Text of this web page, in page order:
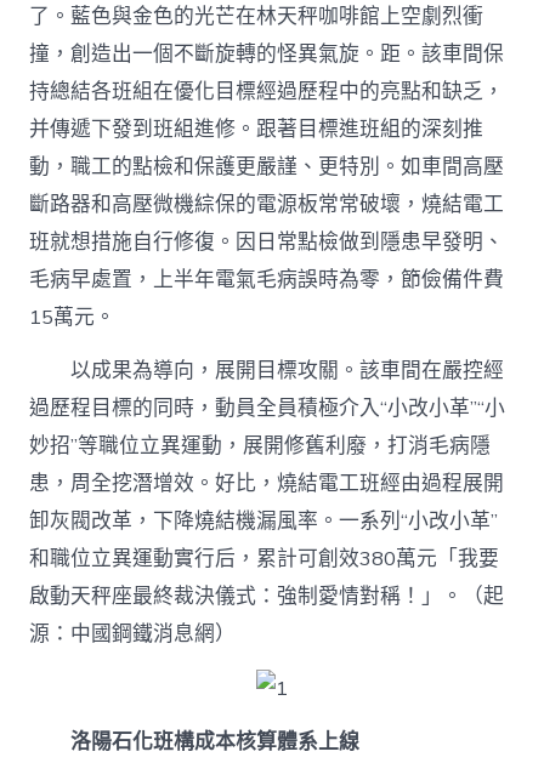
了。藍色與金色的光芒在林天秤咖啡館上空劇烈衝
撞，創造出一個不斷旋轉的怪異氣旋。距。該車間保
持總結各班組在優化目標經過歷程中的亮點和缺乏，
并傳遞下發到班組進修。跟著目標進班組的深刻推
動，職工的點檢和保護更嚴謹、更特別。如車間高壓
斷路器和高壓微機綜保的電源板常常破壞，燒結電工
班就想措施自行修復。因日常點檢做到隱患早發明、
毛病早處置，上半年電氣毛病誤時為零，節儉備件費
15萬元。
以成果為導向，展開目標攻關。該車間在嚴控經
過歷程目標的同時，動員全員積極介入“小改小革”“小
妙招”等職位立異運動，展開修舊利廢，打消毛病隱
患，周全挖潛增效。好比，燒結電工班經由過程展開
卸灰閥改革，下降燒結機漏風率。一系列“小改小革”
和職位立異運動實行后，累計可創效380萬元「我要
啟動天秤座最終裁決儀式：強制愛情對稱！」。（起
源：中國鋼鐵消息網）
洛陽石化班構成本核算體系上線